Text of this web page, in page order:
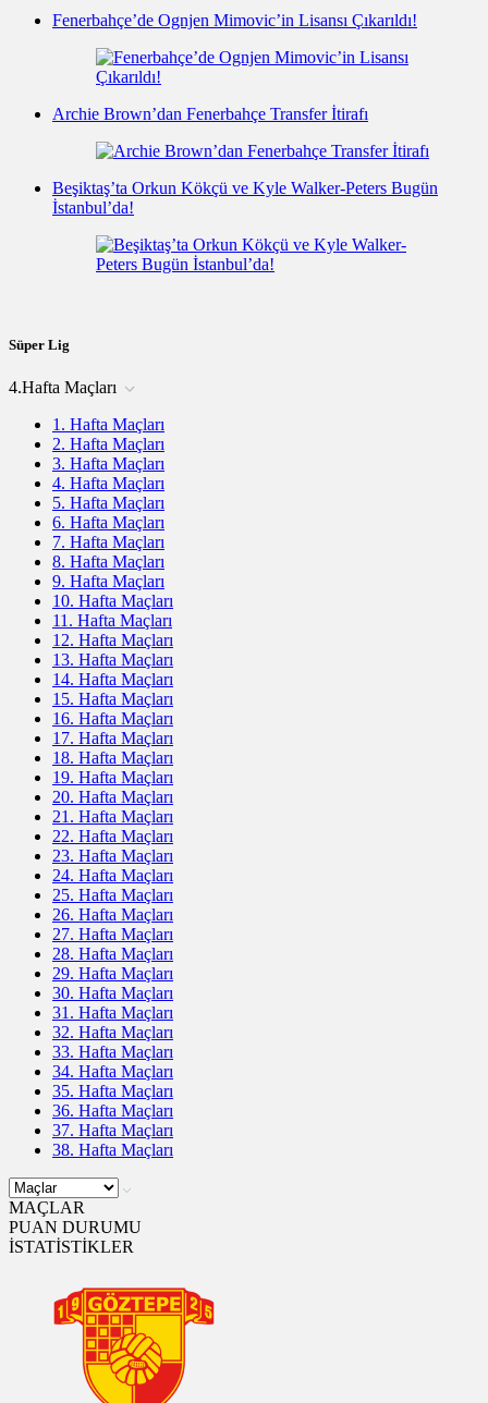
Fenerbahçe’de Ognjen Mimovic’in Lisansı Çıkarıldı!
Archie Brown’dan Fenerbahçe Transfer İtirafı
Beşiktaş’ta Orkun Kökçü ve Kyle Walker-Peters Bugün
İstanbul’da!
Süper Lig
4.Hafta Maçları
1. Hafta Maçları
2. Hafta Maçları
3. Hafta Maçları
4. Hafta Maçları
5. Hafta Maçları
6. Hafta Maçları
7. Hafta Maçları
8. Hafta Maçları
9. Hafta Maçları
10. Hafta Maçları
11. Hafta Maçları
12. Hafta Maçları
13. Hafta Maçları
14. Hafta Maçları
15. Hafta Maçları
16. Hafta Maçları
17. Hafta Maçları
18. Hafta Maçları
19. Hafta Maçları
20. Hafta Maçları
21. Hafta Maçları
22. Hafta Maçları
23. Hafta Maçları
24. Hafta Maçları
25. Hafta Maçları
26. Hafta Maçları
27. Hafta Maçları
28. Hafta Maçları
29. Hafta Maçları
30. Hafta Maçları
31. Hafta Maçları
32. Hafta Maçları
33. Hafta Maçları
34. Hafta Maçları
35. Hafta Maçları
36. Hafta Maçları
37. Hafta Maçları
38. Hafta Maçları
MAÇLAR
PUAN DURUMU
İSTATİSTİKLER